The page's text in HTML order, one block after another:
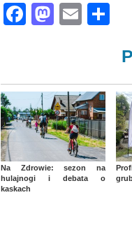
Facebook
Email
Na Zdrowie: sezon na
hulajnogi i debata o
kaskach